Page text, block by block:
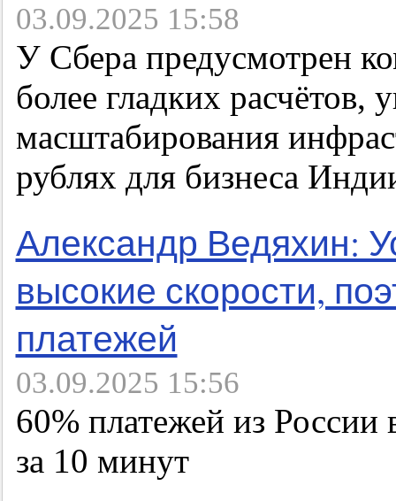
03.09.2025 15:58
У Сбера предусмотрен
более гладких расчётов,
масштабирования
рублях для бизнеса
Александр Ведяхин:
высокие скорости,
платежей
03.09.2025 15:56
60% платежей из
за 10 минут